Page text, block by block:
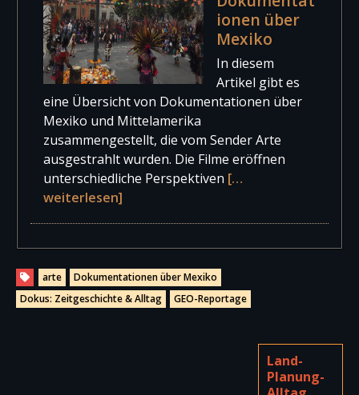
ionen über
Mexiko
In diesem
Artikel gibt es
eine Übersicht von Dokumentationen über
Mexiko und Mittelamerika
zusammengestellt, die vom Sender Arte
ausgestrahlt wurden. Die Filme eröffnen
unterschiedliche Perspektiven […
weiterlesen]
arte
Dokumentationen über Mexiko
Dokus: Zeitgeschichte & Alltag
GEO-Reportage
Land-
Planung-